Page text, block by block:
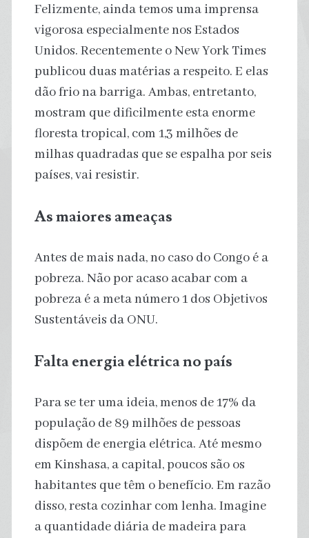
Felizmente, ainda temos uma imprensa
vigorosa especialmente nos Estados
Unidos. Recentemente o New York Times
publicou duas matérias a respeito. E elas
dão frio na barriga. Ambas, entretanto,
mostram que dificilmente esta enorme
floresta tropical, com 1,3 milhões de
milhas quadradas que se espalha por seis
países, vai resistir.
As maiores ameaças
Antes de mais nada, no caso do Congo é a
pobreza. Não por acaso acabar com a
pobreza é a meta número 1 dos Objetivos
Sustentáveis da ONU.
Falta energia elétrica no país
Para se ter uma ideia, menos de 17% da
população de 89 milhões de pessoas
dispõem de energia elétrica. Até mesmo
em Kinshasa, a capital, poucos são os
habitantes que têm o benefício. Em razão
disso, resta cozinhar com lenha. Imagine
a quantidade diária de madeira para